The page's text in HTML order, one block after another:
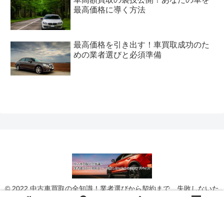
最高価格に導く方法
最高価格を引き出す！車買取成功のた
めの業者選びと必須準備
© 2022 中古車買取の全知識！業者選びから契約まで、失敗しないた